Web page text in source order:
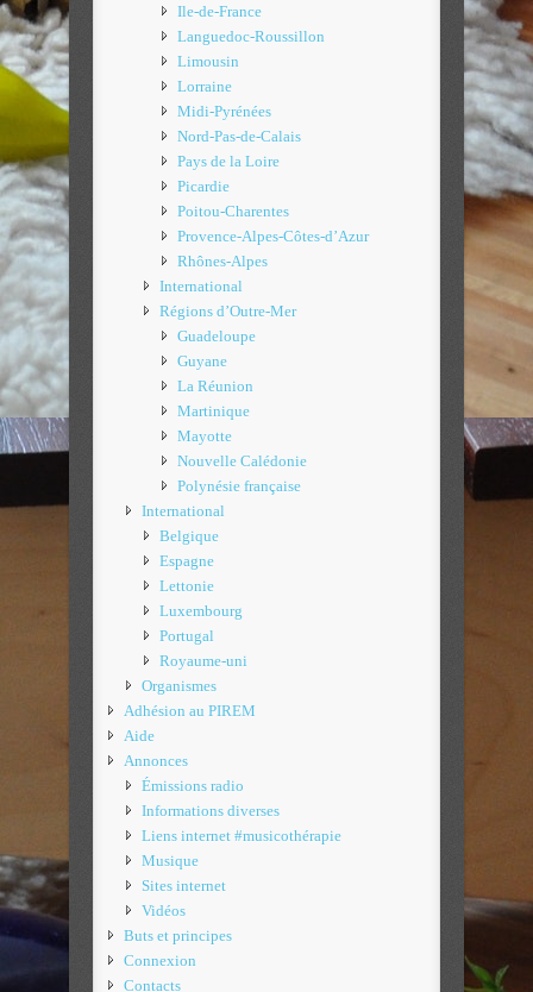
Ile-de-France
Languedoc-Roussillon
Limousin
Lorraine
Midi-Pyrénées
Nord-Pas-de-Calais
Pays de la Loire
Picardie
Poitou-Charentes
Provence-Alpes-Côtes-d’Azur
Rhônes-Alpes
International
Régions d’Outre-Mer
Guadeloupe
Guyane
La Réunion
Martinique
Mayotte
Nouvelle Calédonie
Polynésie française
International
Belgique
Espagne
Lettonie
Luxembourg
Portugal
Royaume-uni
Organismes
Adhésion au PIREM
Aide
Annonces
Émissions radio
Informations diverses
Liens internet #musicothérapie
Musique
Sites internet
Vidéos
Buts et principes
Connexion
Contacts